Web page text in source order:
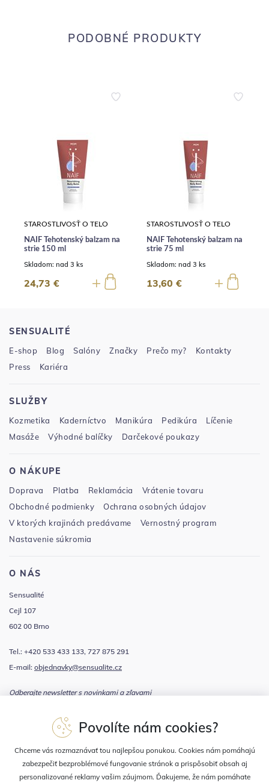
PODOBNÉ PRODUKTY
STAROSTLIVOSŤ O TELO
NAÏF Tehotenský balzam na
strie 150 ml
Skladom: nad 3 ks
24,73 €
STAROSTLIVOSŤ O TELO
NAÏF Tehotenský balzam na
strie 75 ml
Skladom: nad 3 ks
13,60 €
SENSUALITÉ
E-shop Blog Salóny Značky Prečo my?
Kontakty
Press
Kariéra
SLUŽBY
Kozmetika Kaderníctvo Manikúra Pedikúra
Líčenie
Masáže
Výhodné balíčky Darčekové poukazy
O NÁKUPE
Doprava Platba Reklamácia
Vrátenie tovaru
Obchodné podmienky
Ochrana osobných údajov
V ktorých krajinách predávame
Vernostný program
Nastavenie súkromia
O NÁS
Sensualité
Cejl 107
602 00 Brno
Tel.: +420 533 433 133, 727 875 291
E-mail: objednavky@sensualite.cz
Odberajte newsletter s novinkami a zľavami
Súhlasím sa spracovaním osobných údajov
Povolíte nám cookies?
Chceme vás rozmaznávať tou najlepšou ponukou. Cookies nám pomáhajú
zabezpečiť bezproblémové fungovanie stránok a prispôsobiť obsah aj
personalizované reklamy vašim záujmom. Ďakujeme, že nám pomáhate